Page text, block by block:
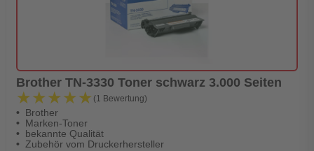
Brother TN-3330 Toner schwarz 3.000 Seiten
★★★★★
★★★★★ (1 Bewertung)
Brother
Marken-Toner
bekannte Qualität
Zubehör vom Druckerhersteller